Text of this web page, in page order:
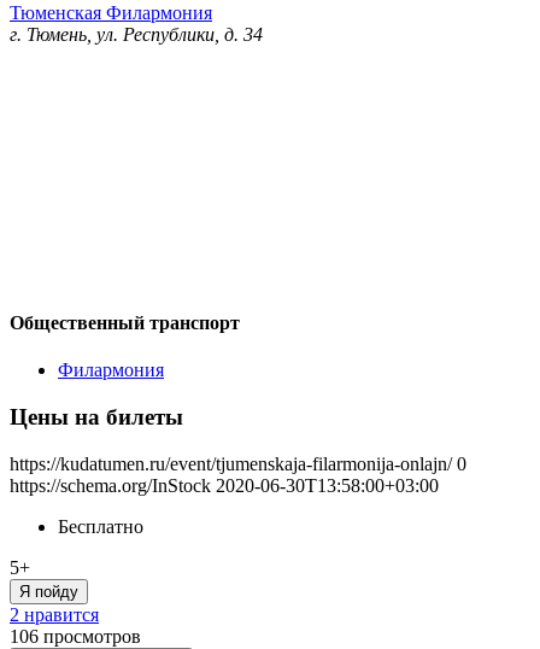
Тюменская Филармония
г. Тюмень, ул. Республики, д. 34
Общественный транспорт
Филармония
Цены на билеты
https://kudatumen.ru/event/tjumenskaja-filarmonija-onlajn/ 0
https://schema.org/InStock 2020-06-30T13:58:00+03:00
Бесплатно
5+
Я пойду
2 нравится
106 просмотров